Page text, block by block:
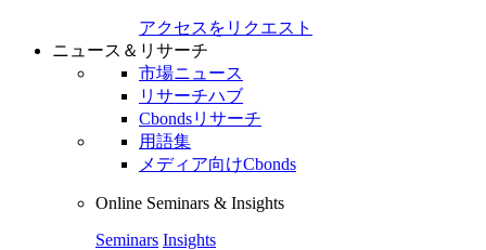
アクセスをリクエスト
ニュース＆リサーチ
市場ニュース
リサーチハブ
Cbondsリサーチ
用語集
メディア向けCbonds
Online Seminars & Insights
Seminars Insights